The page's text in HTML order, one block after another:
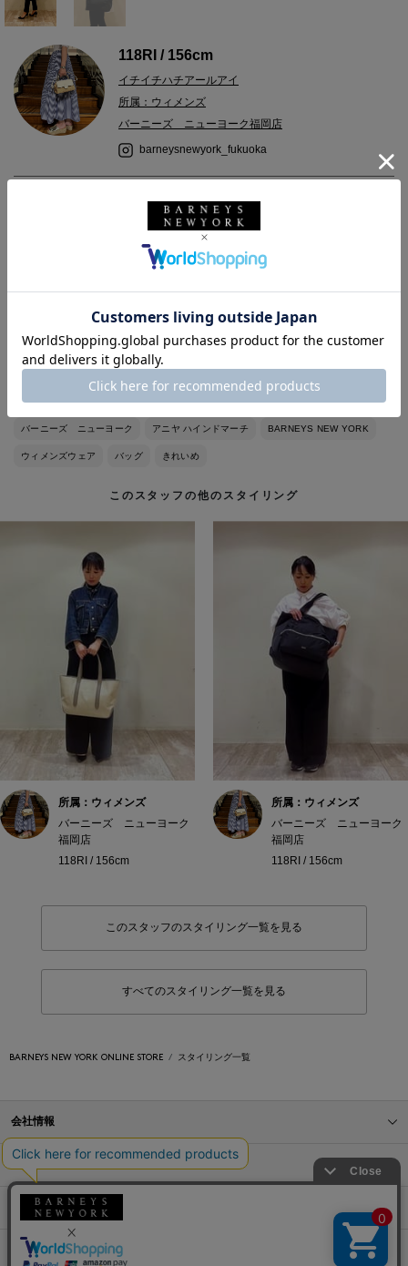
118RI / 156cm
イチイチハチアールアイ
所属：ウィメンズ
バーニーズ ニューヨーク福岡店
barneysnewyork_fukuoka
＜アニヤ ハインドマーチ＞（ANYA HINDMARCH）2WAY仕様のト
軽くて丈夫なナイロンを使用し、日常使いに！
可愛くアクセントになるアイテムです。
バーニーズ ニューヨーク アニヤ ハインドマーチ BARNEYS NEW YORK
ウィメンズウェア バッグ きれいめ
このスタッフの他のスタイリング
所属：ウィメンズ
バーニーズ ニューヨーク
福岡店
118RI / 156cm
所属：ウィメンズ
バーニーズ ニューヨーク
福岡店
118RI / 156cm
このスタッフのスタイリング一覧を見る
すべてのスタイリング一覧を見る
BARNEYS NEW YORK ONLINE STORE スタイリング一覧
会社情報
店舗情報
サービス